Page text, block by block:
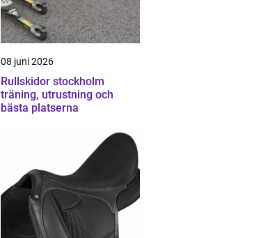
08 juni 2026
Rullskidor stockholm
träning, utrustning och
bästa platserna